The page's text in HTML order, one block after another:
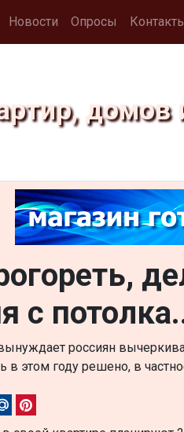
Новости Опросы
домов
с
россиян
этом году решено, в